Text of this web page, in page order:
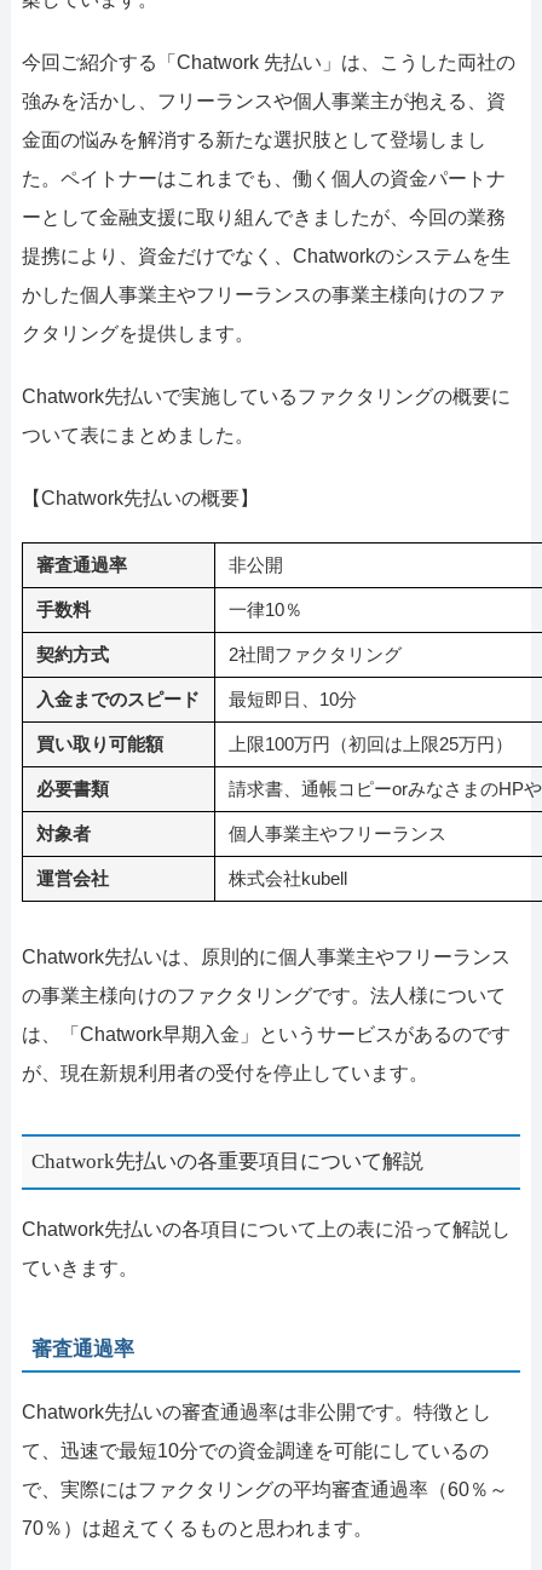
今回ご紹介する「Chatwork 先払い」は、こうした両社の
強みを活かし、フリーランスや個人事業主が抱える、資
金面の悩みを解消する新たな選択肢として登場しまし
た。ペイトナーはこれまでも、働く個人の資金パートナ
ーとして金融支援に取り組んできましたが、今回の業務
提携により、資金だけでなく、Chatworkのシステムを生
かした個人事業主やフリーランスの事業主様向けのファ
クタリングを提供します。
Chatwork先払いで実施しているファクタリングの概要に
ついて表にまとめました。
【Chatwork先払いの概要】
審査通過率 非公開
手数料 一律10％
契約方式 2社間ファクタリング
入金までのスピード 最短即日、10分
買い取り可能額 上限100万円（初回は上限25万円）
必要書類 請求書、通帳コピーorみなさまのHP
対象者 個人事業主やフリーランス
運営会社 株式会社kubell
Chatwork先払いは、原則的に個人事業主やフリーランス
の事業主様向けのファクタリングです。法人様について
は、「Chatwork早期入金」というサービスがあるのです
が、現在新規利用者の受付を停止しています。
Chatwork先払いの各重要項目について解説
Chatwork先払いの各項目について上の表に沿って解説し
ていきます。
審査通過率
Chatwork先払いの審査通過率は非公開です。特徴とし
て、迅速で最短10分での資金調達を可能にしているの
で、実際にはファクタリングの平均審査通過率（60％～
70％）は超えてくるものと思われます。